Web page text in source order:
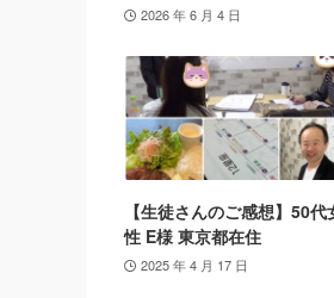
2026 年 6 月 4 日
【生徒さんのご感想】50代
性 E様 東京都在住
2025 年 4 月 17 日